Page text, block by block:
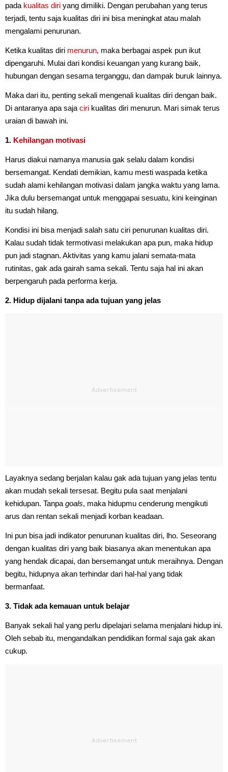
pada kualitas diri yang dimiliki. Dengan perubahan yang terus
terjadi, tentu saja kualitas diri ini bisa meningkat atau malah
mengalami penurunan.
Ketika kualitas diri menurun, maka berbagai aspek pun ikut
dipengaruhi. Mulai dari kondisi keuangan yang kurang baik,
hubungan dengan sesama terganggu, dan dampak buruk lainnya.
Maka dari itu, penting sekali mengenali kualitas diri dengan baik.
Di antaranya apa saja ciri kualitas diri menurun. Mari simak terus
uraian di bawah ini.
1. Kehilangan motivasi
Harus diakui namanya manusia gak selalu dalam kondisi
bersemangat. Kendati demikian, kamu mesti waspada ketika
sudah alami kehilangan motivasi dalam jangka waktu yang lama.
Jika dulu bersemangat untuk menggapai sesuatu, kini keinginan
itu sudah hilang.
Kondisi ini bisa menjadi salah satu ciri penurunan kualitas diri.
Kalau sudah tidak termotivasi melakukan apa pun, maka hidup
pun jadi stagnan. Aktivitas yang kamu jalani semata-mata
rutinitas, gak ada gairah sama sekali. Tentu saja hal ini akan
berpengaruh pada performa kerja.
2. Hidup dijalani tanpa ada tujuan yang jelas
Layaknya sedang berjalan kalau gak ada tujuan yang jelas tentu
akan mudah sekali tersesat. Begitu pula saat menjalani
kehidupan. Tanpa goals, maka hidupmu cenderung mengikuti
arus dan rentan sekali menjadi korban keadaan.
Ini pun bisa jadi indikator penurunan kualitas diri, lho. Seseorang
dengan kualitas diri yang baik biasanya akan menentukan apa
yang hendak dicapai, dan bersemangat untuk meraihnya. Dengan
begitu, hidupnya akan terhindar dari hal-hal yang tidak
bermanfaat.
3. Tidak ada kemauan untuk belajar
Banyak sekali hal yang perlu dipelajari selama menjalani hidup ini.
Oleh sebab itu, mengandalkan pendidikan formal saja gak akan
cukup.